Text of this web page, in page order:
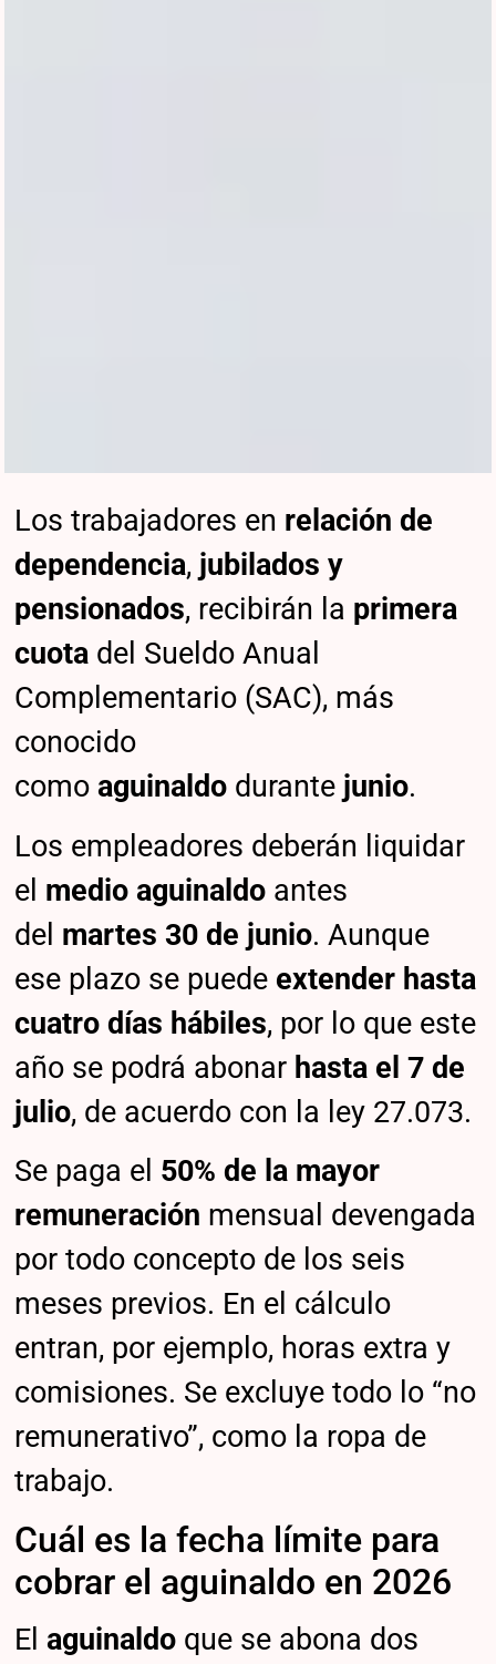
Los trabajadores en relación de
dependencia, jubilados y
pensionados, recibirán la primera
cuota del Sueldo Anual
Complementario (SAC), más
conocido
comoaguinaldo durante junio.
Los empleadores deberán liquidar
el medio aguinaldo antes
del martes 30 de junio. Aunque
ese plazo se puede extender hasta
cuatro días hábiles, por lo que este
año se podrá abonar hasta el 7 de
julio, de acuerdo con la ley 27.073.
Se paga el 50% de la mayor
remuneración mensual devengada
por todo concepto de los seis
meses previos. En el cálculo
entran, por ejemplo, horas extra y
comisiones. Se excluye todo lo “no
remunerativo”, como la ropa de
trabajo.
Cuál es la fecha límite para
cobrar el aguinaldo en 2026
Elaguinaldo que se abona dos